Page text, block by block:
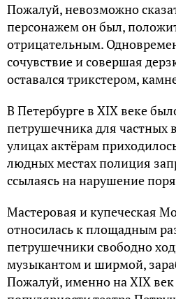
Пожалуй, невозможно
персонажем он был,
отрицательным.
сочувствие и совершая
оставался трикстером,
В Петербурге в XIX веке
петрушечника для частных
улицах актёрам
людных местах полиция
ссылаясь на нарушение
Мастеровая и купеческая
относилась к площадным
петрушечники свободно
музыкантом и ширмой,
Пожалуй, именно на XIX